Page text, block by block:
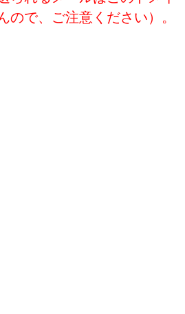
ので、ご注意ください）。